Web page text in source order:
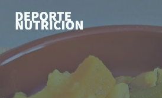
contenido